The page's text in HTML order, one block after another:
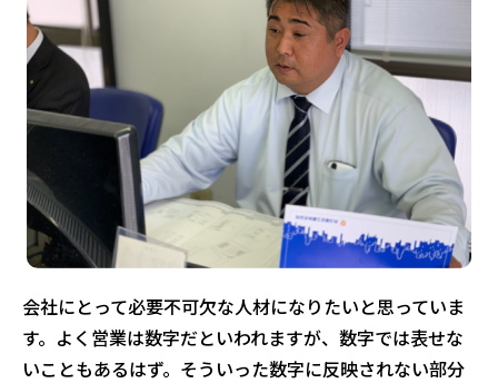
会社にとって必要不可欠な人材になりたいと思っていま
す。よく営業は数字だといわれますが、数字では表せな
いこともあるはず。そういった数字に反映されない部分